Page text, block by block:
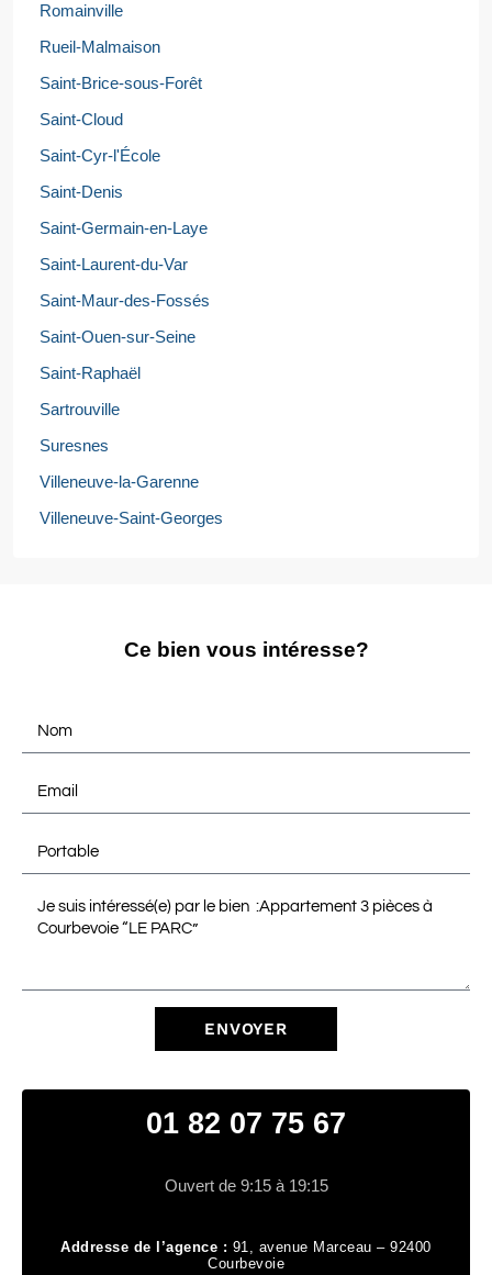
Romainville
Rueil-Malmaison
Saint-Brice-sous-Forêt
Saint-Cloud
Saint-Cyr-l'École
Saint-Denis
Saint-Germain-en-Laye
Saint-Laurent-du-Var
Saint-Maur-des-Fossés
Saint-Ouen-sur-Seine
Saint-Raphaël
Sartrouville
Suresnes
Villeneuve-la-Garenne
Villeneuve-Saint-Georges
Ce bien vous intéresse?
ENVOYER
01 82 07 75 67
Ouvert de 9:15 à 19:15
Addresse de l’agence : 91, avenue Marceau – 92400
Courbevoie